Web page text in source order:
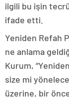
ilgili bu işin
ifade etti.
Yeniden Refah
ne anlama
Kurum,
size mi
üzerine, bir